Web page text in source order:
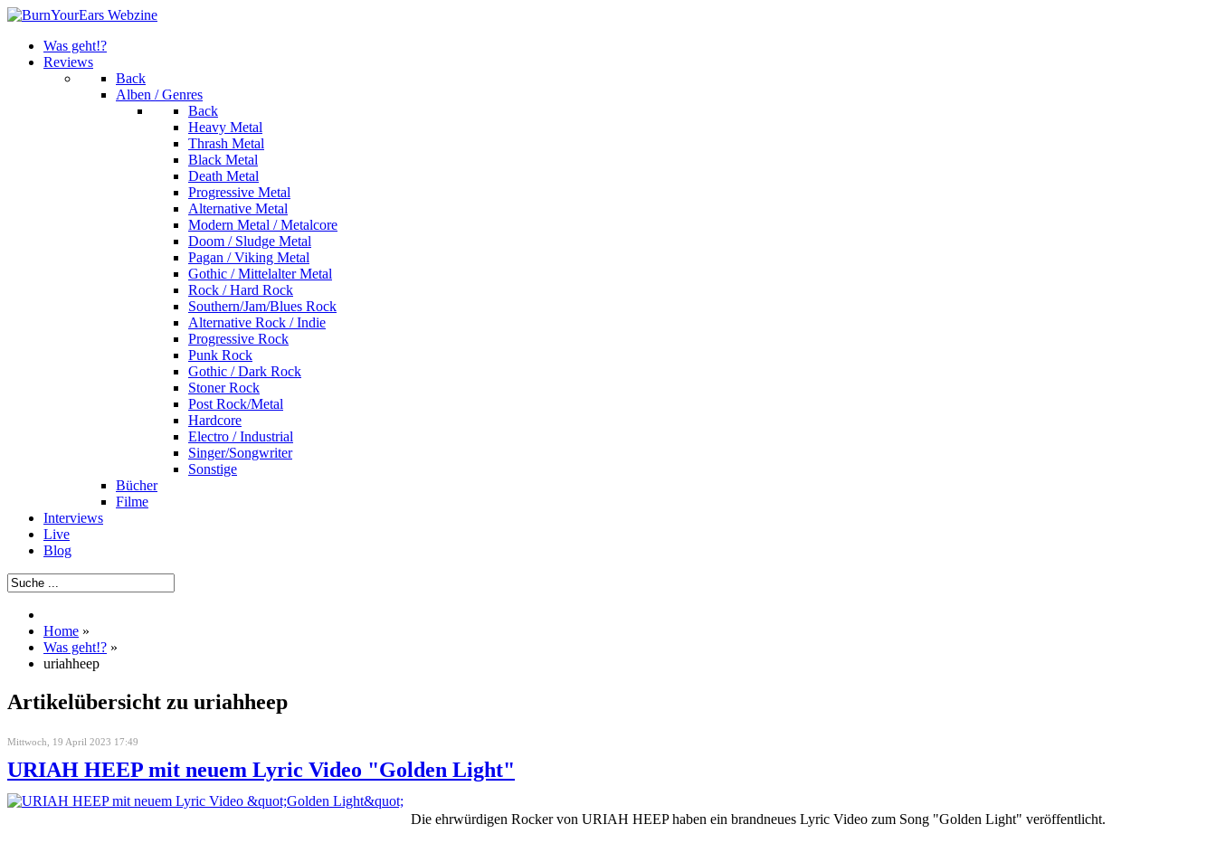
Was geht!?
Reviews
Back
Alben / Genres
Back
Heavy Metal
Thrash Metal
Black Metal
Death Metal
Progressive Metal
Alternative Metal
Modern Metal / Metalcore
Doom / Sludge Metal
Pagan / Viking Metal
Gothic / Mittelalter Metal
Rock / Hard Rock
Southern/Jam/Blues Rock
Alternative Rock / Indie
Progressive Rock
Punk Rock
Gothic / Dark Rock
Stoner Rock
Post Rock/Metal
Hardcore
Electro / Industrial
Singer/Songwriter
Sonstige
Bücher
Filme
Interviews
Live
Blog
Home »
Was geht!? »
uriahheep
Artikelübersicht zu uriahheep
Mittwoch, 19 April 2023 17:49
URIAH HEEP mit neuem Lyric Video "Golden Light"
Die ehrwürdigen Rocker von URIAH HEEP haben ein brandneues Lyric Video zum Song "Golden Light" veröffentlicht.